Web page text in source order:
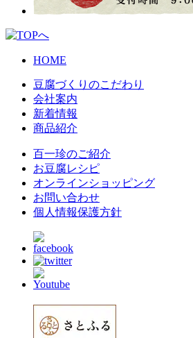
HOME
豆腐づくりのこだわり
会社案内
新着情報
商品紹介
百一珍のご紹介
お豆腐レシピ
オンラインショッピング
お問い合わせ
個人情報保護方針